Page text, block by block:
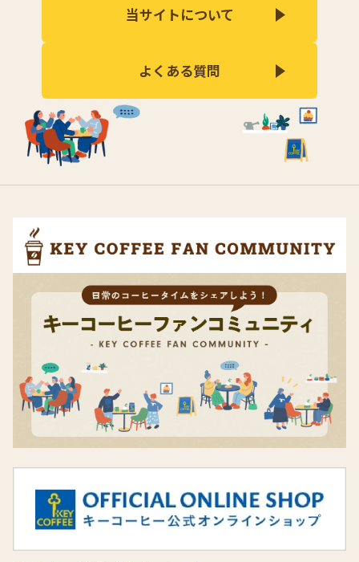
当サイトについて
よくある質問